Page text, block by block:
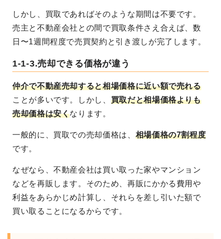
しかし、買取であればそのような期間は不要です。
売主と不動産会社との間で買取条件さえ合えば、数
日〜1週間程度で売買契約と引き渡しが完了します。
1-1-3.売却できる価格が違う
仲介で不動産売却すると相場価格に近い額で売れる
ことが多いです。しかし、 買取だと相場価格よりも
売却価格は安くなります。
一般的に、買取での売却価格は、 相場価格の7割程度
です。
なぜなら、不動産会社は買い取った家やマンション
などを再販します。そのため、再販にかかる費用や
利益をあらかじめ計算し、それらを差し引いた額で
買い取ることになるからです。